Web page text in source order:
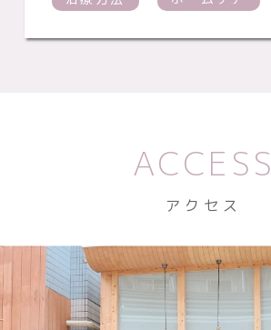
ACCESS
アクセス